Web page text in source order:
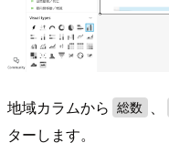
地域カラムから 総数 、
ターします。